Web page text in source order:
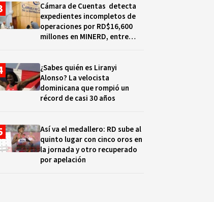
Cámara de Cuentas detecta
expedientes incompletos de
operaciones por RD$16,600
millones en MINERD, entre
¿Sabes quién es Liranyi
Alonso? La velocista
dominicana que rompió un
récord de casi 30 años
Así va el medallero: RD sube al
quinto lugar con cinco oros en
la jornada y otro recuperado
por apelación